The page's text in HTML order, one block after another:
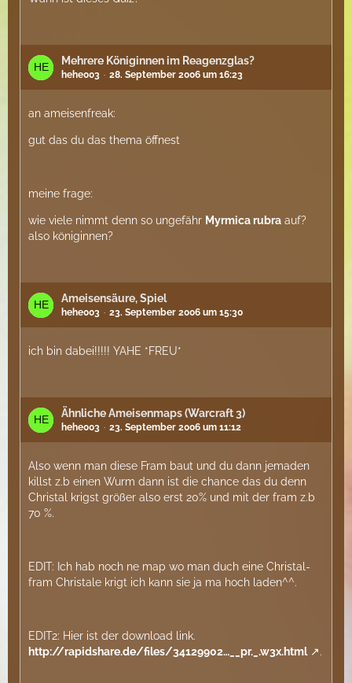
Mehrere Königinnen im Reagenzglas?
hehe003 28. September 2006 um 16:23
an ameisenfreak:
gut das du das thema öffnest
meine frage:
wie viele nimmt denn so ungefähr Myrmica rubra auf?
also königinnen?
Ameisensäure, Spiel
hehe003 23. September 2006 um 15:30
ich bin dabei!!!!! YAHE *FREU*
Ähnliche Ameisenmaps (Warcraft 3)
hehe003 23. September 2006 um 11:12
Also wenn man diese Fram baut und du dann jemaden
killst z.b einen Wurm dann ist die chance das du denn
Christal krigst größer also erst 20% und mit der fram z.b
70 %.
EDIT: Ich hab noch ne map wo man duch eine Christal-
fram Christale krigt ich kann sie ja ma hoch laden^^.
EDIT2: Hier ist der download link.
http://rapidshare.de/files/34129902…__pr._.w3x.html
.